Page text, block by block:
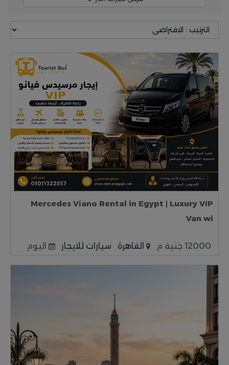
Mercedes Viano Rental in Egypt | Luxury VIP
Van wi
12000 جنية م القاهرة سيارات للايجار اليوم